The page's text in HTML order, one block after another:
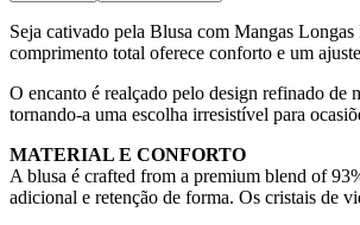
Seja cativado pela Blusa com Mangas
comprimento total oferece conforto e um
O encanto é realçado pelo design refinado de
tornando-a uma escolha irresistível para
MATERIAL E CONFORTO
A blusa é crafted from a premium blend of
adicional e retenção de forma. Os cristais de